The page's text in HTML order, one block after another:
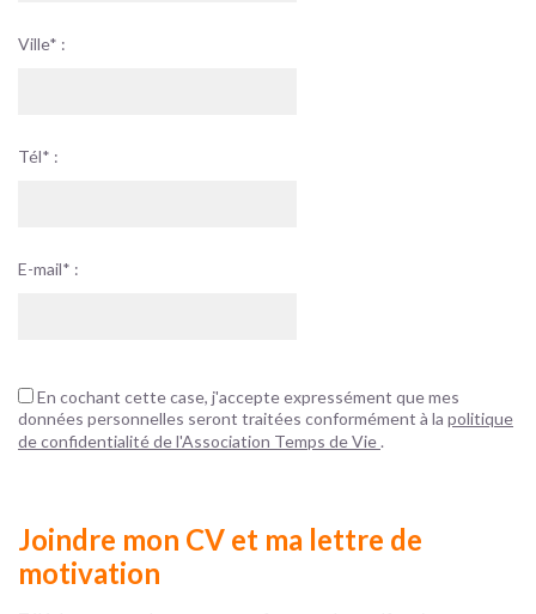
Ville* :
Tél* :
E-mail* :
En cochant cette case, j'accepte expressément que mes
données personnelles seront traitées conformément à la politique
de confidentialité de l'Association Temps de Vie.
Joindre mon CV et ma lettre de
motivation